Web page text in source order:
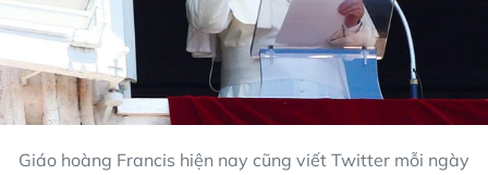
Giáo hoàng Francis hiện nay cũng viết Twitter mỗi ngày